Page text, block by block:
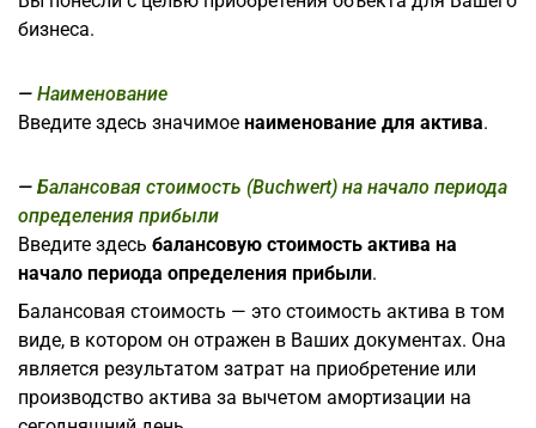
бизнеса.
Наименование
Введите здесь значимое наименование для актива.
Балансовая стоимость (Buchwert) на начало периода
определения прибыли
Введите здесь балансовую стоимость актива на
начало периода определения прибыли.
Балансовая стоимость — это стоимость актива в том
виде, в котором он отражен в Ваших документах. Она
является результатом затрат на приобретение или
производство актива за вычетом амортизации на